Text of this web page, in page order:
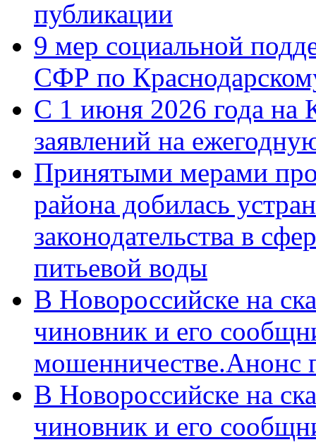
публикации
9 мер социальной
СФР по
С 1 июня 2026 года на
заявлений на
Принятыми мерами
района добилась
законодательства в
питьевой воды
В Новороссийске на
чиновник и его
мошенничестве.Анонс
В Новороссийске на
чиновник и его